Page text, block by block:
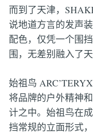
而到了天津，
说地道方言的发声
配色，仅凭一个围
围，无差别融入了
始祖鸟
将品牌的户外精神
计之中。始祖鸟在
挡常规的立面形式